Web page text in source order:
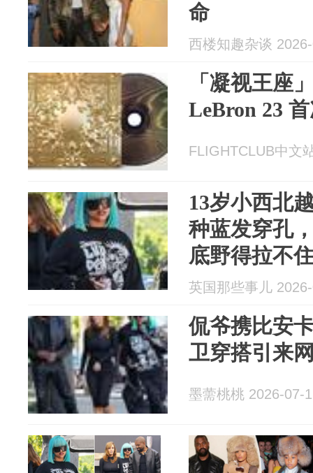
命
西楼知趣杂谈
「凝视王座
LeBron 23
FLIGHTCLUB中文
13岁小西北
种蓝发穿孔
底野得拉不
英国那些事儿
侃爷携比安
卫穿搭引来
墨薷桃桃 2026-07-